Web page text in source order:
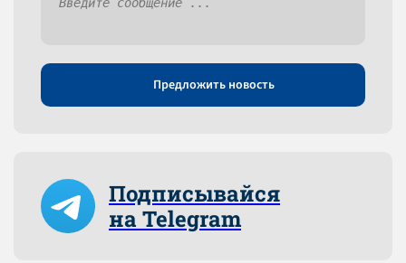
Предложить новость
Подписывайся
на Telegram